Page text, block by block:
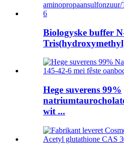
Biologyske buffer
Hege suverens 99%
wit ...